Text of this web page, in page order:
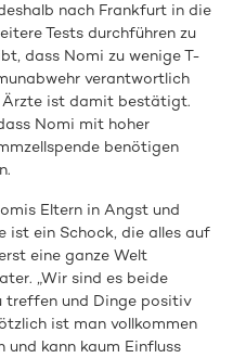
nach Frankfurt in die
Tests durchführen zu
dass Nomi zu wenige T-
verantwortlich
Ärzte ist damit bestätigt.
Nomi mit hoher
benötigen
Eltern in Angst und
ist ein Schock, die alles auf
eine ganze Welt
„Wir sind es beide
treffen und Dinge positiv
ist man vollkommen
kann kaum Einfluss